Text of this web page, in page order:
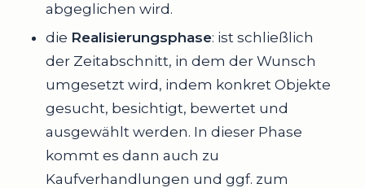
abgeglichen wird.
die Realisierungsphase: ist schließlich
der Zeitabschnitt, in dem der Wunsch
umgesetzt wird, indem konkret Objekte
gesucht, besichtigt, bewertet und
ausgewählt werden. In dieser Phase
kommt es dann auch zu
Kaufverhandlungen und ggf. zum